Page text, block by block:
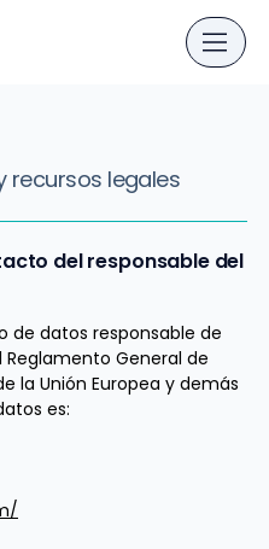
recursos legales
del responsable del
de datos responsable de
General de
la Unión Europea y demás
es: